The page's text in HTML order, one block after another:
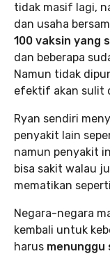
tidak masif lagi,
dan usaha
100 vaksin yang
dan beberapa
Namun tidak
efektif akan sulit
Ryan sendiri
penyakit lain
namun penyakit
bisa sakit walau
mematikan
Negara-negara
kembali untuk
harus menunggu